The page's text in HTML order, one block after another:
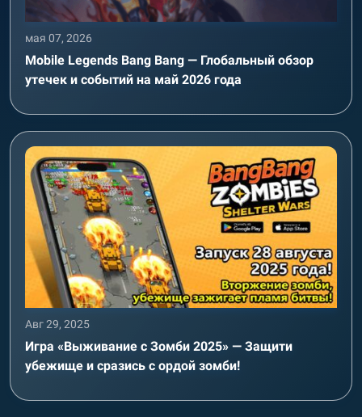
мая 07, 2026
Mobile Legends Bang Bang — Глобальный обзор
утечек и событий на май 2026 года
Авг 29, 2025
Игра «Выживание с Зомби 2025» — Защити
убежище и сразись с ордой зомби!